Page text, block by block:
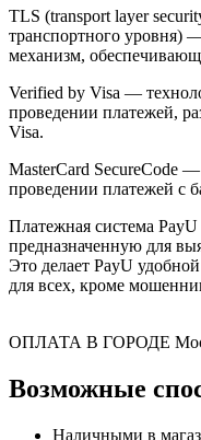
TLS (transport layer
транспортного уровня)
механизм,
Verified by Visa —
проведении платежей,
Visa.
MasterCard SecureCode
проведении платежей с
Платежная система
предназначенную для
Это делает PayU
для всех, кроме
ОПЛАТА В ГОРОДЕ
Возможные
Наличными в